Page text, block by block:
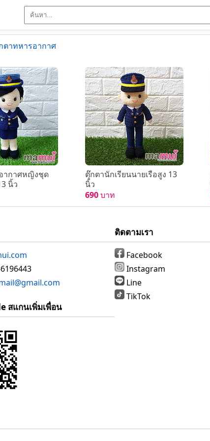
ตาทหารอากาศ
ากาศหญิงชุด
นิ้ว
ตุ๊กตานักเรียนนายเรือสูง 13
นิ้ว
690บาท
สแกนเพิ่มเพื่อน
ติดตามเรา
Facebook
Instagram
Line
TikTok